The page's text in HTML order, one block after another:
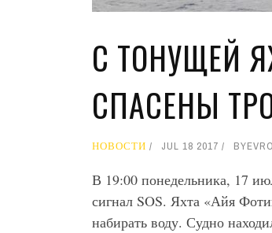
С ТОНУЩЕЙ
СПАСЕНЫ
НОВОСТИ JUL 18 2017 BY
В 19:00 понедельника, 17
сигнал SOS. Яхта «Айя
набирать воду. Судно